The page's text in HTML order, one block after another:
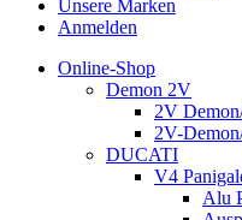
Unsere Marken
Anmelden
Online-Shop
Demon 2V
2V
2V-
DUCATI
V4
Alu